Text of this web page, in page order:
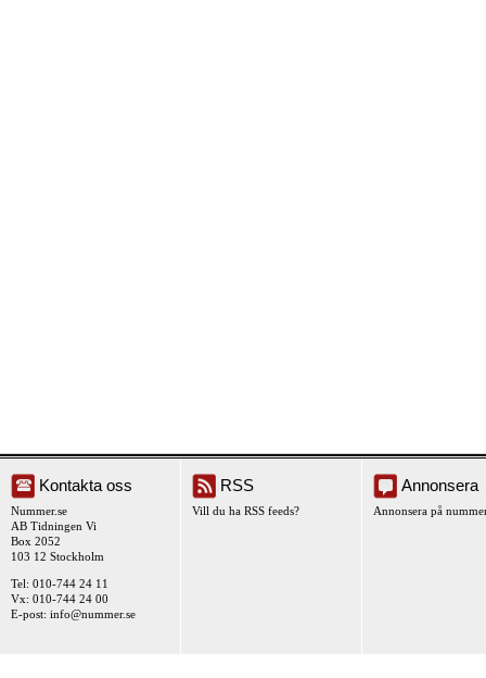
Kontakta oss
Nummer.se
AB Tidningen Vi
Box 2052
103 12 Stockholm
Tel: 010-744 24 11
Vx: 010-744 24 00
E-post: info@nummer.se
RSS
Vill du ha RSS feeds?
Annonsera
Annonsera på